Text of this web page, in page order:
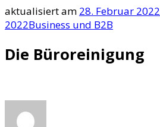
aktualisiert am 28. Februar 2022
2022Business und B2B
Die Büroreinigung